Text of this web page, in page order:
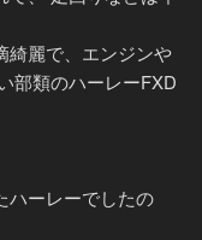
綺麗で、エンジンや
部類のハーレーFXD
ハーレーでしたの